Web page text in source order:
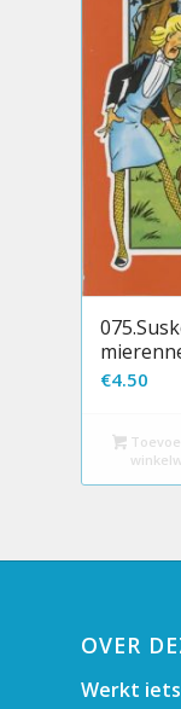
€4.50
OVER
Werkt